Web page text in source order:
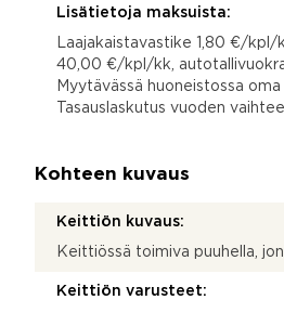
Lisätietoja maksuista:
Laajakaistavastike 1,80 €/kpl/
40,00 €/kpl/kk,
Myytävässä huoneistossa oma
Tasauslaskutus vuoden
Kohteen kuvaus
Keittiön kuvaus:
Keittiössä toimiva puuhella,
Keittiön varusteet: